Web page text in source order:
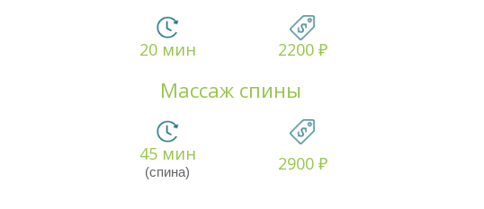
20 мин 2200 ₽
Массаж спины
45 мин
(спина) 2900 ₽